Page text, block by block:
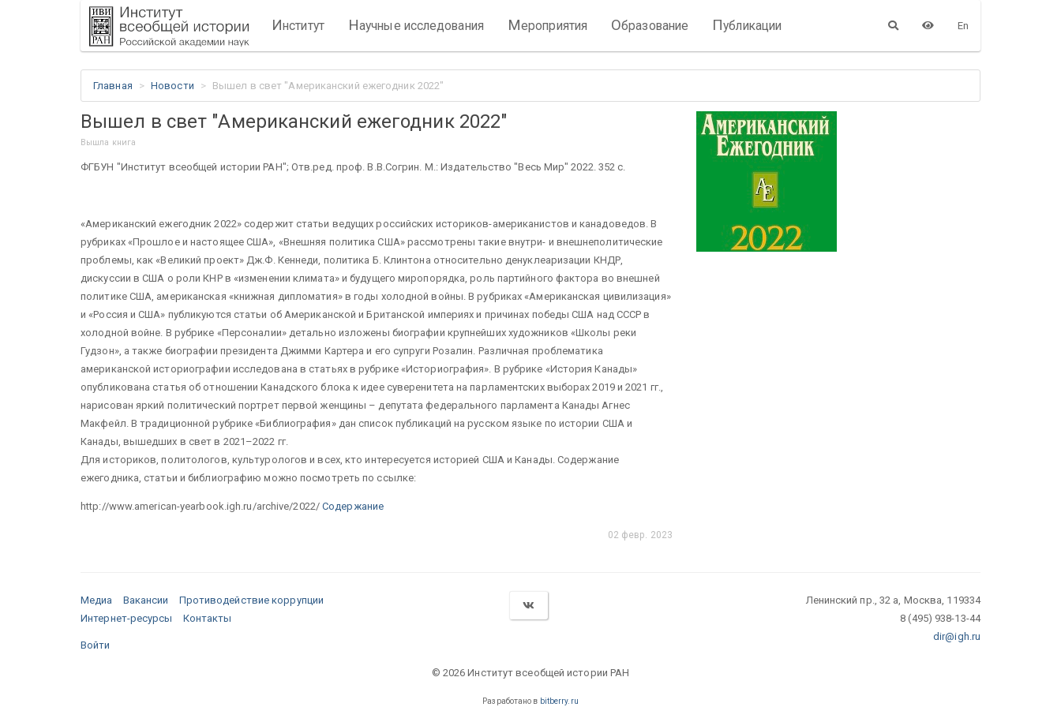
Институт Научные исследования Мероприятия Образование Публикации En
Главная Новости Вышел в свет "Американский ежегодник 2022"
Вышел в свет "Американский ежегодник 2022"
Вышла книга
ФГБУН "Институт всеобщей истории РАН"; Отв.ред. проф. В.В.Согрин. М.: Издательство "Весь Мир" 2022. 352 с.
«Американский ежегодник 2022» содержит статьи ведущих российских историков-американистов и канадоведов. В
рубриках «Прошлое и настоящее США», «Внешняя политика США» рассмотрены такие внутри- и внешнеполитические
проблемы, как «Великий проект» Дж.Ф. Кеннеди, политика Б. Клинтона относительно денуклеаризации КНДР,
дискуссии в США о роли КНР в «изменении климата» и будущего миропорядка, роль партийного фактора во внешней
политике США, американская «книжная дипломатия» в годы холодной войны. В рубриках «Американская цивилизация»
и «Россия и США» публикуются статьи об Американской и Британской империях и причинах победы США над СССР в
холодной войне. В рубрике «Персоналии» детально изложены биографии крупнейших художников «Школы реки
Гудзон», а также биографии президента Джимми Картера и его супруги Розалин. Различная проблематика
американской историографии исследована в статьях в рубрике «Историография». В рубрике «История Канады»
опубликована статья об отношении Канадского блока к идее суверенитета на парламентских выборах 2019 и 2021 гг.,
нарисован яркий политический портрет первой женщины – депутата федерального парламента Канады Агнес
Макфейл. В традиционной рубрике «Библиография» дан список публикаций на русском языке по истории США и
Канады, вышедших в свет в 2021–2022 гг.
Для историков, политологов, культурологов и всех, кто интересуется историей США и Канады. Содержание
ежегодника, статьи и библиографию можно посмотреть по ссылке:
http://www.american-yearbook.igh.ru/archive/2022/Содержание
02 февр. 2023
Медиа Вакансии
Противодействие коррупции
Интернет-ресурсы
Контакты
Войти
Ленинский пр., 32 а, Москва, 119334
8 (495) 938-13-44
dir@igh.ru
© 2026 Институт всеобщей истории РАН
Разработано в bitberry.ru